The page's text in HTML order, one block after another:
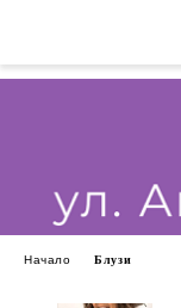
Начало Блузи